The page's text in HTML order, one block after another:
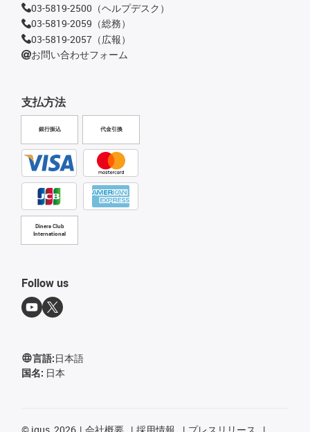
支払方法
銀行振込 代金引換
Diners Club
International
03-5819-2500（ヘルプデスク）
03-5819-2059（総務）
03-5819-2057（広報）
お問い合わせフォーム
Follow us
言語:日本語
国名: 日本
© igus, 2026 会社概要 採用情報
プレスリリース